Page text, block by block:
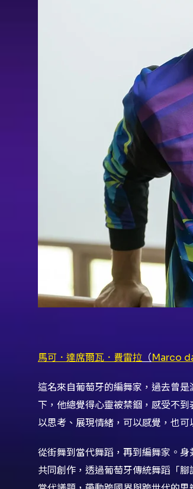
馬可．達席爾瓦．費雷拉 （Marco
這名來自葡萄牙的編舞家，過去曾
下，他總覺得心靈被禁錮，感受不
以思考、展現情緒，可以感覺，也可
從街舞到當代舞蹈，再到編舞家。
共同創作，透過葡萄牙傳統舞蹈「